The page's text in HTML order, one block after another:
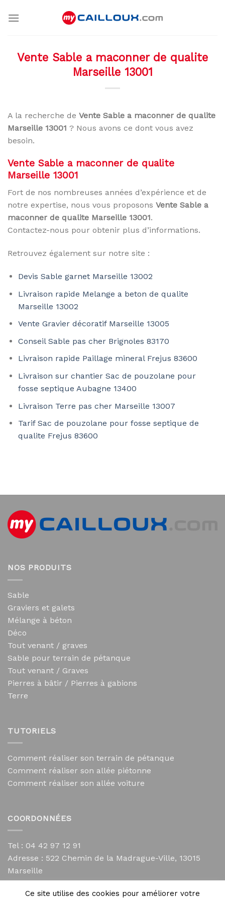
Vente Sable a maconner de qualite
Marseille 13001
A la recherche de Vente Sable a maconner de qualite
Marseille 13001 ? Nous avons ce dont vous avez
besoin.
Vente Sable a maconner de qualite
Marseille 13001
Fort de nos nombreuses années d’expérience et de
notre expertise, nous vous proposons Vente Sable a
maconner de qualite Marseille 13001.
Contactez-nous pour obtenir plus d’informations.
Retrouvez également sur notre site :
Devis Sable garnet Marseille 13002
Livraison rapide Melange a beton de qualite
Marseille 13002
Vente Gravier décoratif Marseille 13005
Conseil Sable pas cher Brignoles 83170
Livraison rapide Paillage mineral Frejus 83600
Livraison sur chantier Sac de pouzolane pour
fosse septique Aubagne 13400
Livraison Terre pas cher Marseille 13007
Tarif Sac de pouzolane pour fosse septique de
qualite Frejus 83600
NOS PRODUITS
Sable
Graviers et galets
Mélange à béton
Déco
Tout venant / graves
Sable pour terrain de pétanque
Tout venant / Graves
Pierres à bâtir / Pierres à gabions
Terre
TUTORIELS
Comment réaliser son terrain de pétanque
Comment réaliser son allée piétonne
Comment réaliser son allée voiture
COORDONNÉES
Tel : 04 42 97 12 91
Adresse : 522 Chemin de la Madrague-Ville, 13015
Marseille
contact@mycailloux.com
Mentions légales
Ce site utilise des cookies pour améliorer votre